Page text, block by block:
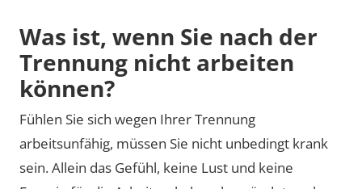
Was ist, wenn Sie nach der
Trennung nicht arbeiten
können?
Fühlen Sie sich wegen Ihrer Trennung
arbeitsunfähig, müssen Sie nicht unbedingt krank
sein. Allein das Gefühl, keine Lust und keine